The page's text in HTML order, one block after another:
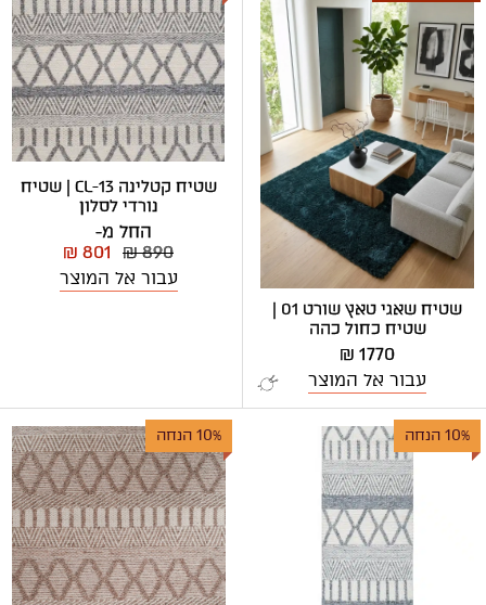
שטיח שאגי טאץ שורט 01 |
שטיח כחול כהה
1770 ₪
עבור אל המוצר
שטיח קטלינה CL-13 | שטיח
נורדי לסלון
החל מ-
₪ 890
₪ 801
עבור אל המוצר
10% הנחה 10% הנחה